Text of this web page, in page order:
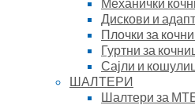
Дискови и
Плочки за
Гуртни за
Сајли и
ШАЛТЕРИ
Шалтери за